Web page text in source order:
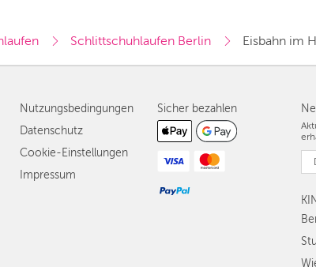
Schlittschuhlaufen Berlin Eisbahn im
Nutzungsbedingungen
Datenschutz
Cookie-Einstellungen
Impressum
Sicher bezahlen